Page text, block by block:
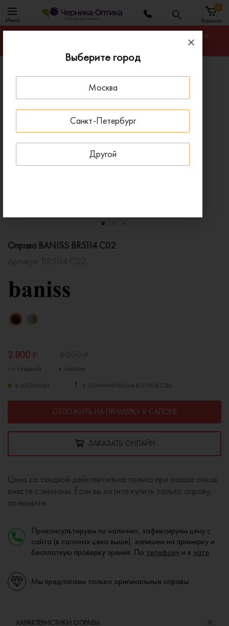
Выберите город
Москва
Санкт-Петербург
Другой
Меню Корзина
0
Гарантируем лучшую цену на любую оправу в Санкт-
Главная
Оправы для очков
Оправа BANISS BR5114 C02
Оправа BANISS BR5114 C02
2 800 ₽
со скидкой в салоне
В НАЛИЧИИ В ОГРАНИЧЕННОМ КОЛИЧЕСТВЕ
ОТЛОЖИТЬ НА ПРИМЕРКУ В САЛОНЕ
ЗАКАЗАТЬ ОНЛАЙН
Цена со скидкой действительна только при заказе очков
вместе с линзами. Если вы хотите купить только оправу,
позвоните.
Проконсультируем по наличию, зафиксируем цену с
сайта (в салонах цена выше), запишем на примерку и
бесплатную проверку зрения. По телефону и в чате
Мы предлагаем только оригинальные оправы
ХАРАКТЕРИСТИКИ ОПРАВЫ
- 30 % ДО 15 АВГУСТА